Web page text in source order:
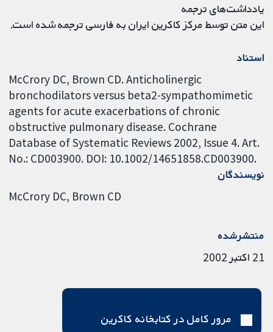
یادداشت‌های ترجمه
این متن توسط مرکز کاکرین ایران به فارسی ترجمه شده است.
استناد
McCrory DC, Brown CD. Anticholinergic
bronchodilators versus beta2-sympathomimetic
agents for acute exacerbations of chronic
obstructive pulmonary disease. Cochrane
Database of Systematic Reviews 2002, Issue 4. Art.
No.: CD003900. DOI: 10.1002/14651858.CD003900.
نویسندگان
McCrory DC Brown CD
منتشرشده
21 اکتبر 2002
مرور کامل در کتابخانه کاکرین